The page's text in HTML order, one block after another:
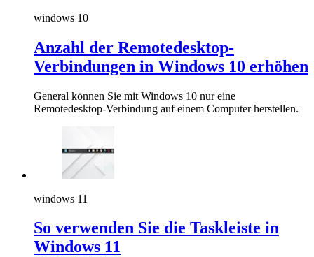
windows 10
Anzahl der Remotedesktop-
Verbindungen in Windows 10 erhöhen
General können Sie mit Windows 10 nur eine
Remotedesktop-Verbindung auf einem Computer herstellen.
windows 11
So verwenden Sie die Taskleiste in
Windows 11